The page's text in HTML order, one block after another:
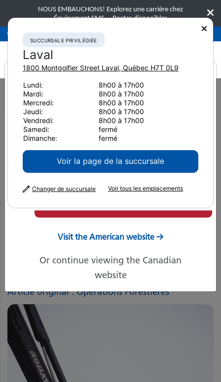
NOUS EMBAUCHONS! Explorez une carrière chez
Équipement SMS. Postes disponibles
Succursale privilégiéeLaval 450-781-9600
Home Nouvelles et ressources Dans les médias
Miser sur une machine sur roue
Miser sur une machine sur
roue
abatteuse-façonneuse sur roues de
Komatsu.
Par Guillaume Saint-Pierre,Opérations Forestières
Article original : Opérations Forestières
It looks like you are
from America
Visit the American website
Or continue viewing the Canadian
website
SUCCURSALE PRIVILÉGIÉE
Laval
1800 Montgolfier Street Laval, Québec H7T 0L9
Lundi:
8h00 à 17h00
Mardi:
8h00 à 17h00
Mercredi:
8h00 à 17h00
Jeudi:
8h00 à 17h00
Vendredi:
8h00 à 17h00
Samedi:
fermé
Dimanche:
fermé
Voir la page de la succursale
Changer de succursale Voir tous les emplacements